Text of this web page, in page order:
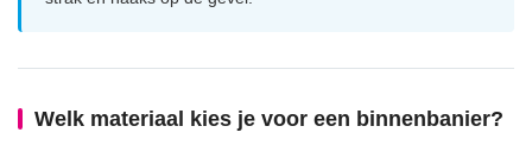
Welk materiaal kies je voor een binnenbanier?